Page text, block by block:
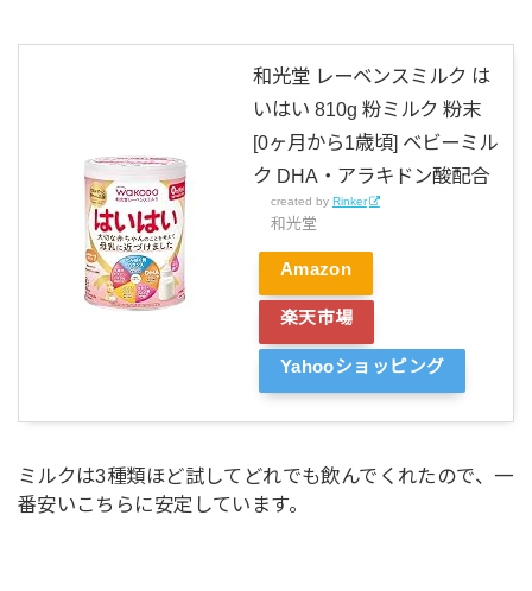
和光堂 レーベンスミルク は
いはい 810g 粉ミルク 粉末
[0ヶ月から1歳頃] ベビーミル
ク DHA・アラキドン酸配合
created by Rinker
和光堂
Amazon
楽天市場
Yahooショッピング
ミルクは3種類ほど試してどれでも飲んでくれたので、一
番安いこちらに安定しています。